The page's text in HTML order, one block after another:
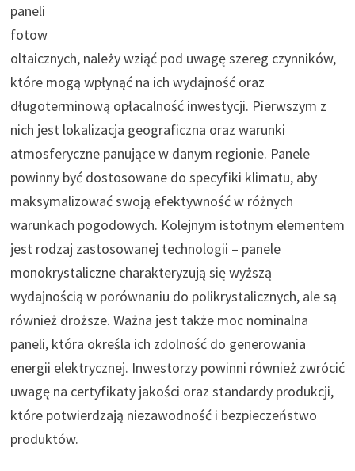
paneli
fotow
oltaicznych, należy wziąć pod uwagę szereg czynników,
które mogą wpłynąć na ich wydajność oraz
długoterminową opłacalność inwestycji. Pierwszym z
nich jest lokalizacja geograficzna oraz warunki
atmosferyczne panujące w danym regionie. Panele
powinny być dostosowane do specyfiki klimatu, aby
maksymalizować swoją efektywność w różnych
warunkach pogodowych. Kolejnym istotnym elementem
jest rodzaj zastosowanej technologii – panele
monokrystaliczne charakteryzują się wyższą
wydajnością w porównaniu do polikrystalicznych, ale są
również droższe. Ważna jest także moc nominalna
paneli, która określa ich zdolność do generowania
energii elektrycznej. Inwestorzy powinni również zwrócić
uwagę na certyfikaty jakości oraz standardy produkcji,
które potwierdzają niezawodność i bezpieczeństwo
produktów.